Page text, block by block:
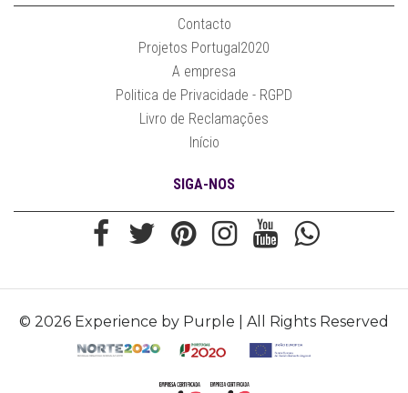
Contacto
Projetos Portugal2020
A empresa
Politica de Privacidade - RGPD
Livro de Reclamações
Início
SIGA-NOS
© 2026 Experience by Purple | All Rights Reserved